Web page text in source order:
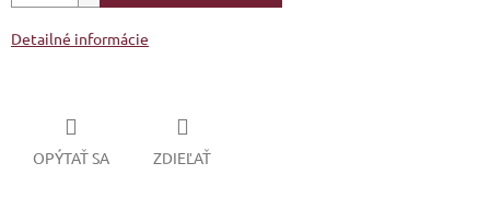
Detailné informácie
OPÝTAŤ SA ZDIEĽAŤ